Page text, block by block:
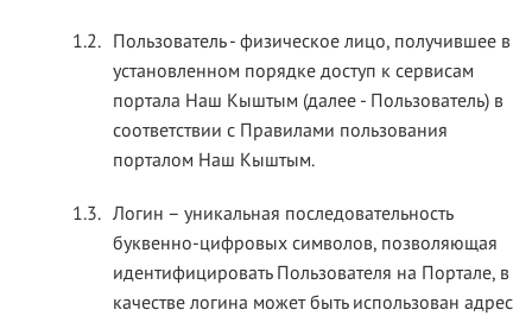
1.2. Пользователь - физическое лицо, получившее в
установленном порядке доступ к сервисам
портала Наш Кыштым (далее - Пользователь) в
соответствии с Правилами пользования
порталом Наш Кыштым.
1.3. Логин – уникальная последовательность
буквенно-цифровых символов, позволяющая
идентифицировать Пользователя на Портале, в
качестве логина может быть использован адрес